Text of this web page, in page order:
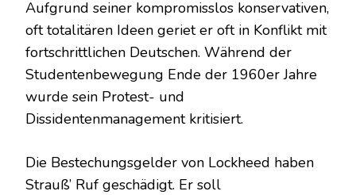
Aufgrund seiner kompromisslos konservativen,
oft totalitären Ideen geriet er oft in Konflikt mit
fortschrittlichen Deutschen. Während der
Studentenbewegung Ende der 1960er Jahre
wurde sein Protest- und
Dissidentenmanagement kritisiert.
Die Bestechungsgelder von Lockheed haben
Strauß’ Ruf geschädigt. Er soll